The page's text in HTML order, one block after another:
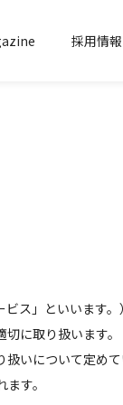
採用情報
ス」といいます。
に取り扱います。
いについて定めて
す。